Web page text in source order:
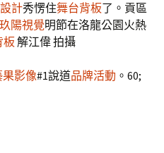
計秀愣住舞台背板了。貢區
玖陽視覺明節在洛龍公園火熱
板解江偉 拍攝
果影像#1說道品牌活動 。60;